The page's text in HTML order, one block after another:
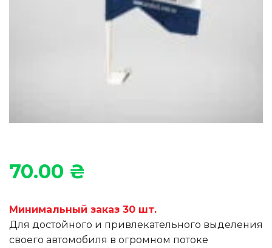
70.00 ₴
Минимальный заказ 30 шт.
Для достойного и привлекательного выделения
своего автомобиля в огромном потоке